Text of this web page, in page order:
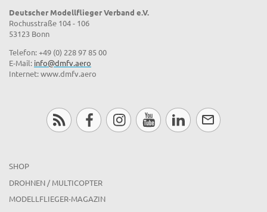
Deutscher Modellflieger Verband e.V.
Rochusstraße 104 - 106
53123 Bonn
Telefon: +49 (0) 228 97 85 00
E-Mail: info@dmfv.aero
Internet: www.dmfv.aero
SHOP
DROHNEN / MULTICOPTER
MODELLFLIEGER-MAGAZIN